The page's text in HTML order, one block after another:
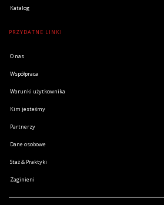
Katalog
PRZYDATNE LINKI
O nas
Współpraca
Warunki użytkownika
Kim jesteśmy
Partnerzy
Dane osobowe
Staż & Praktyki
Zaginieni